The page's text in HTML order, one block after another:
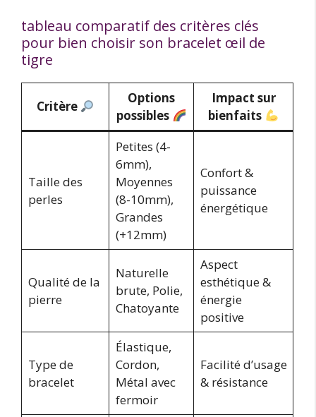
tableau comparatif des critères clés
pour bien choisir son bracelet œil de
tigre
Critère
Options
possibles
Impact sur
bienfaits
Taille des
perles
Petites (4-
6mm),
Moyennes
(8-10mm),
Grandes
(+12mm)
Confort &
puissance
énergétique
Qualité de la
pierre
Naturelle
brute, Polie,
Chatoyante
Aspect
esthétique &
énergie
positive
Type de
bracelet
Élastique,
Cordon,
Métal avec
fermoir
Facilité d’usage
& résistance